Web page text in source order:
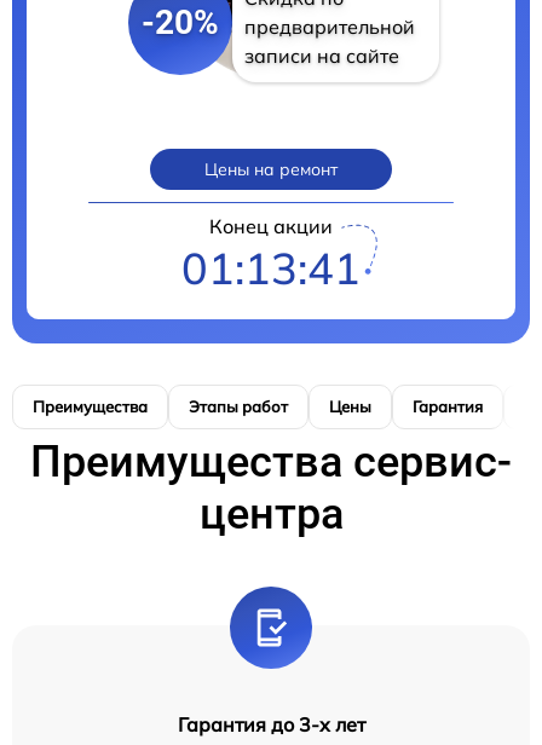
-20%
предварительной
записи на сайте
Цены на ремонт
Конец акции
01:13:40
Преимущества Этапы работ Цены Гарантия
Преимущества сервис-
центра
Гарантия до 3-х лет